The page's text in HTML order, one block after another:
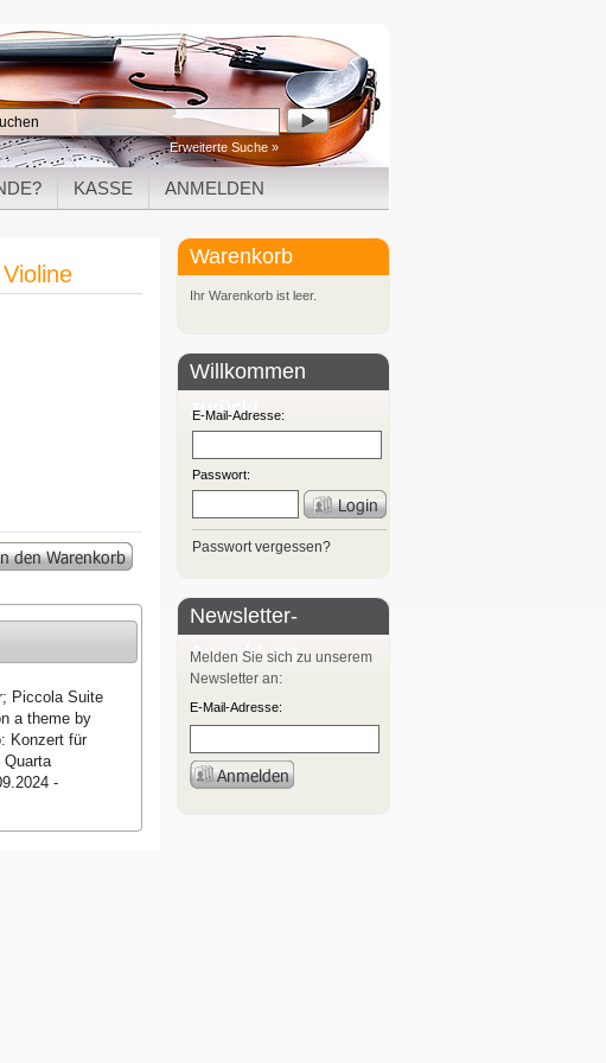
Erweiterte Suche »
KASSE ANMELDEN
Piccola Suite
a theme by
Konzert für
-
Warenkorb
Ihr Warenkorb ist leer.
Willkommen
zurück!
E-Mail-Adresse:
Passwort:
Passwort vergessen?
Newsletter-
Anmeldung
Melden Sie sich zu unserem
Newsletter an:
E-Mail-Adresse: